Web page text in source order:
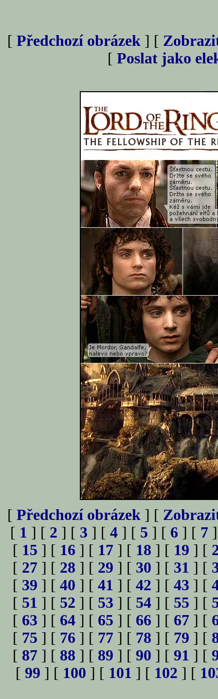
[ Předchozí obrázek ] [
[ Poslat jako
[ Předchozí obrázek ] [
[ 1 ] [ 2 ] [ 3 ] [ 4 ] [ 5 ] [ 6 ] [ 7
[ 15 ] [ 16 ] [ 17 ] [ 18 ] [ 19 ] [
[ 27 ] [ 28 ] [ 29 ] [ 30 ] [ 31 ] [
[ 39 ] [ 40 ] [ 41 ] [ 42 ] [ 43 ] [
[ 51 ] [ 52 ] [ 53 ] [ 54 ] [ 55 ] [
[ 63 ] [ 64 ] [ 65 ] [ 66 ] [ 67 ] [
[ 75 ] [ 76 ] [ 77 ] [ 78 ] [ 79 ] [
[ 87 ] [ 88 ] [ 89 ] [ 90 ] [ 91 ] [
[ 99 ] [ 100 ] [ 101 ] [ 102 ] [